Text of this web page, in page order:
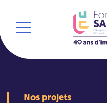
Nos projets